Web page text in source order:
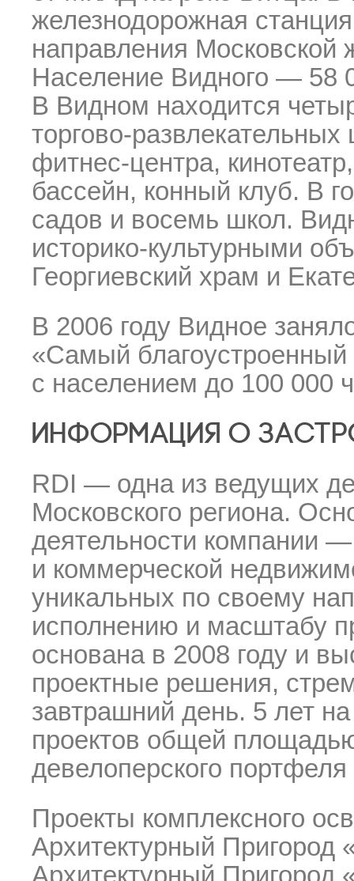
железнодорожная
направления Московской
Население Видного — 58
В Видном находится
торгово-развлекательных
фитнес-центра,
бассейн, конный клуб. В
садов и восемь школ.
историко-культурными
Георгиевский храм и
В 2006 году Видное
«Самый благоустроенный
с населением до 100 000
ИНФОРМАЦИЯ О
RDI — одна из ведущих
Московского региона.
деятельности компании
и коммерческой
уникальных по своему
исполнению и масштабу
основана в 2008 году и
проектные решения,
завтрашний день. 5 лет
проектов общей
девелоперского
Проекты комплексного
Архитектурный Пригород
Архитектурный